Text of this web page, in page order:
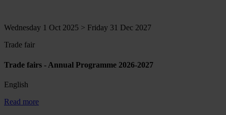
Wednesday 1 Oct 2025 > Friday 31 Dec 2027
Trade fair
Trade fairs - Annual Programme 2026-2027
English
Read more